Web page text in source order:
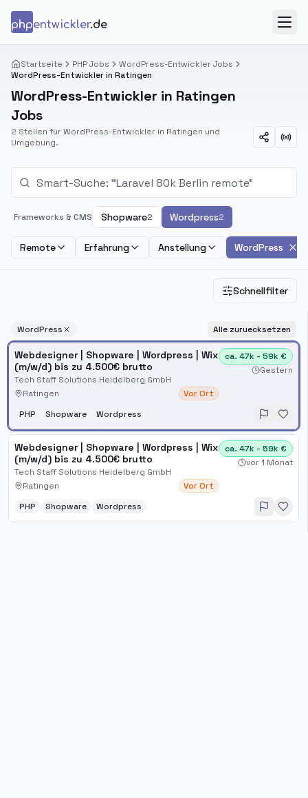
phpentwickler.de
Startseite PHP Jobs
WordPress-Entwickler Jobs
WordPress-Entwickler in Ratingen
WordPress-Entwickler in Ratingen
Jobs
2 Stellen für WordPress-Entwickler in Ratingen und
Umgebung.
Frameworks & CMS Shopware2 Wordpress2
Remote Erfahrung Anstellung WordPress
Schnellfilter
WordPress Alle zuruecksetzen
Webdesigner | Shopware | Wordpress | Wix
(m/w/d) bis zu 4.500€ brutto
Tech Staff Solutions Heidelberg GmbH
Ratingen
Vor Ort
ca. 47k - 59k €
Gestern
PHP Shopware Wordpress
Webdesigner | Shopware | Wordpress | Wix
(m/w/d) bis zu 4.500€ brutto
Tech Staff Solutions Heidelberg GmbH
Ratingen
Vor Ort
ca. 47k - 59k €
vor 1 Monat
PHP Shopware Wordpress